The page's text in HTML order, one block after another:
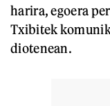
harira, egoera
Txibitek
diotenean.